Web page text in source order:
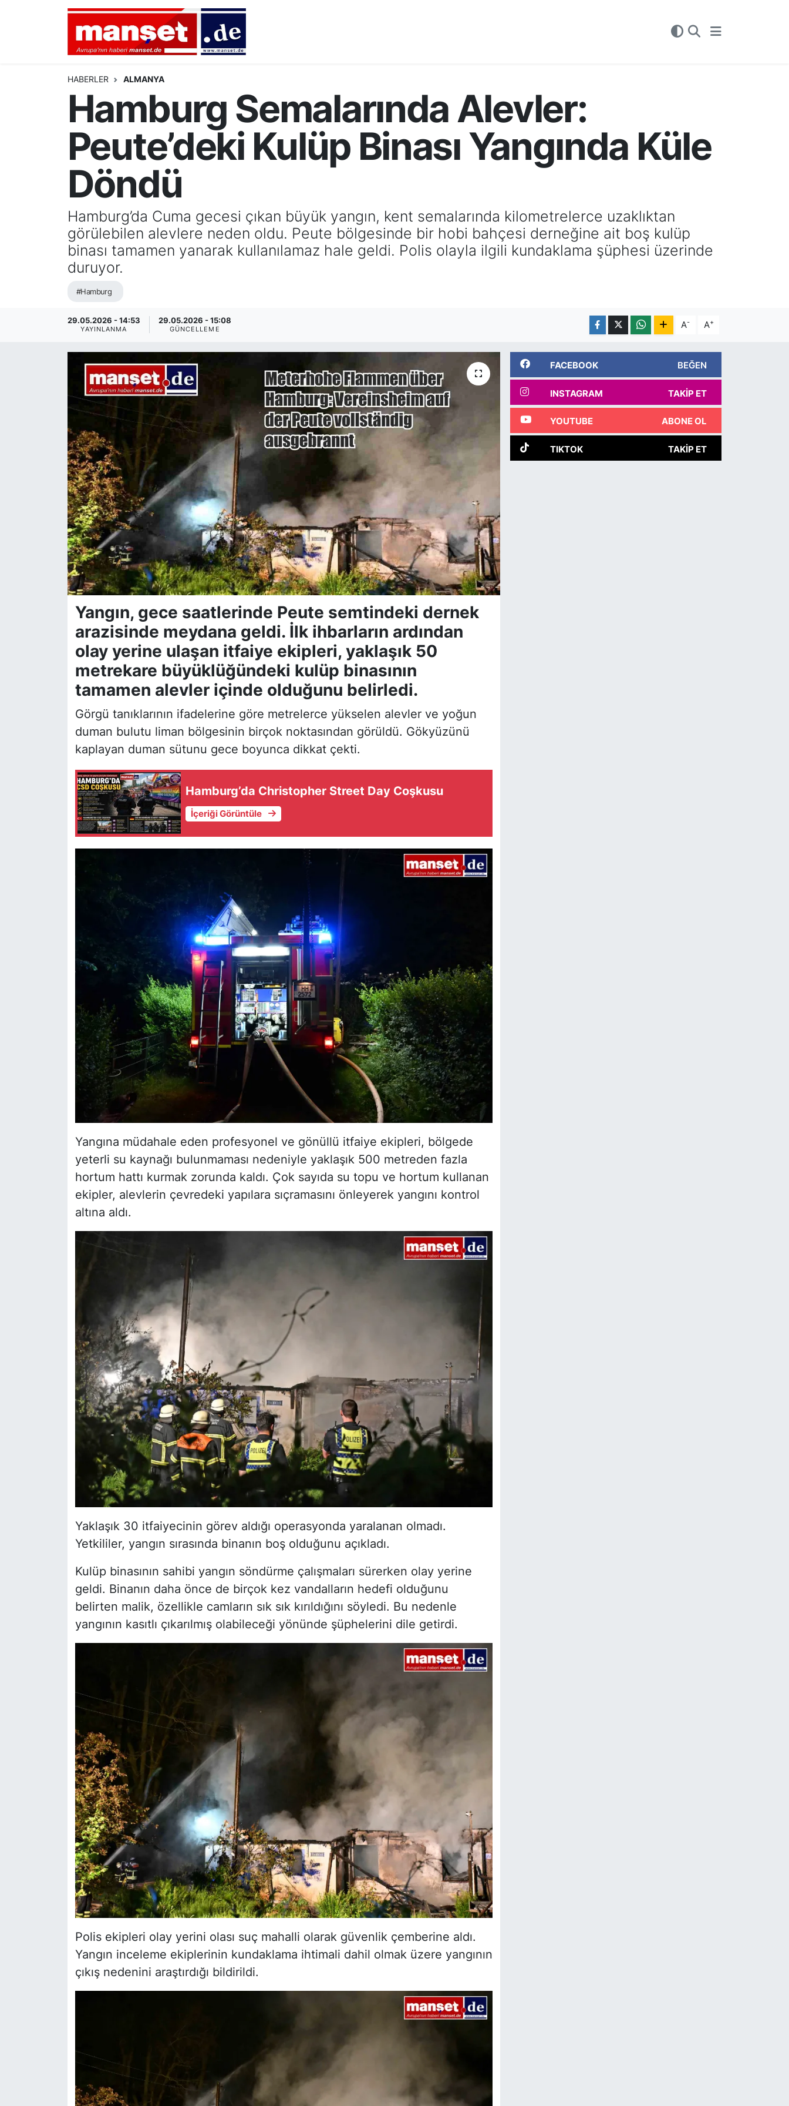
HABERLER ALMANYA
Hamburg Semalarında Alevler:
Peute’deki Kulüp Binası Yangında Küle
Döndü
Hamburg’da Cuma gecesi çıkan büyük yangın, kent semalarında kilometrelerce uzaklıktan
görülebilen alevlere neden oldu. Peute bölgesinde bir hobi bahçesi derneğine ait boş kulüp
binası tamamen yanarak kullanılamaz hale geldi. Polis olayla ilgili kundaklama şüphesi üzerinde
duruyor.
#Hamburg
29.05.2026 - 14:53
YAYINLANMA
29.05.2026 - 15:08
GÜNCELLEME A- A+
Yangın, gece saatlerinde Peute semtindeki dernek
arazisinde meydana geldi. İlk ihbarların ardından
olay yerine ulaşan itfaiye ekipleri, yaklaşık 50
metrekare büyüklüğündeki kulüp binasının
tamamen alevler içinde olduğunu belirledi.
Görgü tanıklarının ifadelerine göre metrelerce yükselen alevler ve yoğun
duman bulutu liman bölgesinin birçok noktasından görüldü. Gökyüzünü
kaplayan duman sütunu gece boyunca dikkat çekti.
Hamburg’da Christopher Street Day Coşkusu
İçeriği Görüntüle
Yangına müdahale eden profesyonel ve gönüllü itfaiye ekipleri, bölgede
yeterli su kaynağı bulunmaması nedeniyle yaklaşık 500 metreden fazla
hortum hattı kurmak zorunda kaldı. Çok sayıda su topu ve hortum kullanan
ekipler, alevlerin çevredeki yapılara sıçramasını önleyerek yangını kontrol
altına aldı.
Yaklaşık 30 itfaiyecinin görev aldığı operasyonda yaralanan olmadı.
Yetkililer, yangın sırasında binanın boş olduğunu açıkladı.
Kulüp binasının sahibi yangın söndürme çalışmaları sürerken olay yerine
geldi. Binanın daha önce de birçok kez vandalların hedefi olduğunu
belirten malik, özellikle camların sık sık kırıldığını söyledi. Bu nedenle
yangının kasıtlı çıkarılmış olabileceği yönünde şüphelerini dile getirdi.
Polis ekipleri olay yerini olası suç mahalli olarak güvenlik çemberine aldı.
Yangın inceleme ekiplerinin kundaklama ihtimali dahil olmak üzere yangının
çıkış nedenini araştırdığı bildirildi.
FACEBOOK BEĞEN
INSTAGRAM TAKIP ET
YOUTUBE ABONE OL
TIKTOK TAKIP ET
AVRUPA
ALMANYA
TÜRKİYE
DEUTSCH
EKONOMİ
SAĞLIK
Nöbetçi Eczaneler
Hava Durumu
Namaz Vakitleri
Trafik Durumu
Tüm Manşetler
Son Dakika Haberleri
Haber Arşivi